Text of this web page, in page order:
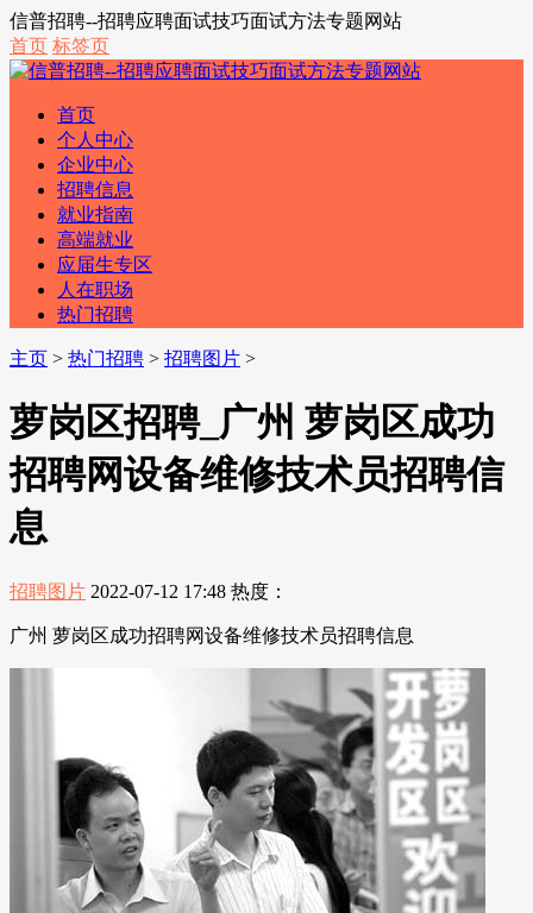
信普招聘--招聘应聘面试技巧面试方法专题网站
首页 标签页
首页
个人中心
企业中心
招聘信息
就业指南
高端就业
应届生专区
人在职场
热门招聘
主页 > 热门招聘 > 招聘图片 >
萝岗区招聘_广州 萝岗区成功
招聘网设备维修技术员招聘信
息
招聘图片 2022-07-12 17:48 热度：
广州 萝岗区成功招聘网设备维修技术员招聘信息